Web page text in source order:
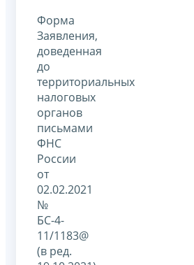
Форма
Заявления,
доведенная
до
территориальных
налоговых
органов
письмами
ФНС
России
от
02.02.2021
№
БС-4-
11/1183@
(в ред.